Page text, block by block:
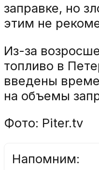
заправке, но
этим не
Из-за
топливо в
введены
на объемы
Фото: Piter.tv
Напомним: